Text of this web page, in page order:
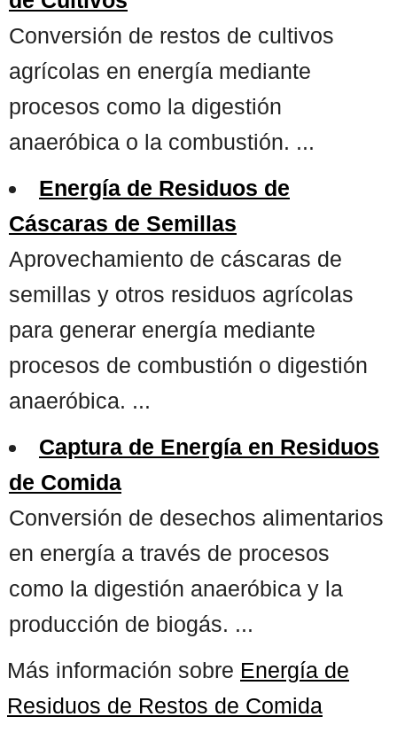
Conversión de restos de cultivos
agrícolas en energía mediante
procesos como la digestión
anaeróbica o la combustión. ...
Energía de Residuos de
Cáscaras de Semillas
Aprovechamiento de cáscaras de
semillas y otros residuos agrícolas
para generar energía mediante
procesos de combustión o digestión
anaeróbica. ...
Captura de Energía en Residuos
de Comida
Conversión de desechos alimentarios
en energía a través de procesos
como la digestión anaeróbica y la
producción de biogás. ...
Más información sobre Energía de
Residuos de Restos de Comida